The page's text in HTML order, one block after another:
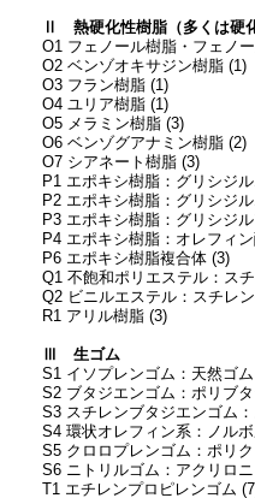
Ⅱ 熱硬化性樹脂（多くは硬
O1 フェノール樹脂・フェノ
O2 ベンゾオキサジン樹脂 (1)
O3 フラン樹脂 (1)
O4 ユリア樹脂 (1)
O5 メラミン樹脂 (3)
O6 ベンゾグアナミン樹脂 (2)
O7 シアネート樹脂 (3)
P1 エポキシ樹脂：グリシジ
P2 エポキシ樹脂：グリシジ
P3 エポキシ樹脂：グリシジ
P4 エポキシ樹脂：オレフィ
P6 エポキシ樹脂複合体 (3)
Q1 不飽和ポリエステル：ス
Q2 ビニルエステル：スチレ
R1 アリル樹脂 (3)
Ⅲ 生ゴム
S1 イソプレンゴム：天然ゴ
S2 ブタジエンゴム：ポリブ
S3 スチレンブタジエンゴム
S4 環状オレフィン系：ノル
S5 クロロプレンゴム：ポリ
S6 ニトリルゴム：アクリロ
T1 エチレンプロピレンゴム